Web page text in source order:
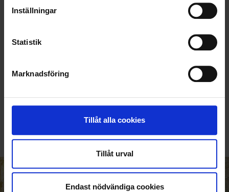
Inställningar
Statistik
Marknadsföring
Tillåt alla cookies
Tillåt urval
Endast nödvändiga cookies
HELT ENKELT HÅLLBART